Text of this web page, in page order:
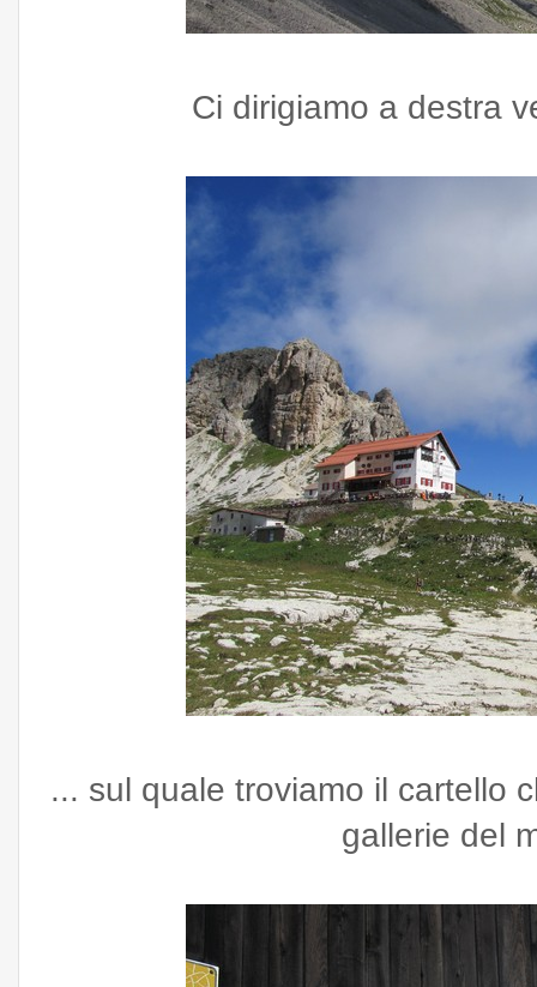
Ci dirigiamo a destra
... sul quale troviamo il cartello
gallerie del